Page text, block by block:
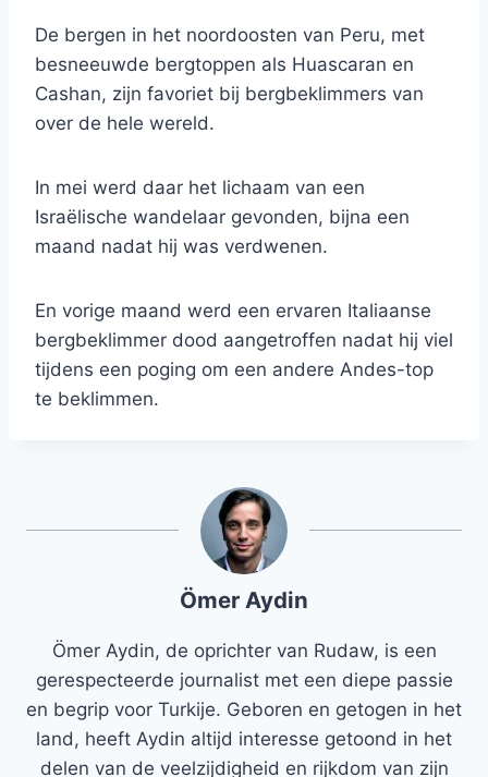
De bergen in het noordoosten van Peru, met
besneeuwde bergtoppen als Huascaran en
Cashan, zijn favoriet bij bergbeklimmers van
over de hele wereld.
In mei werd daar het lichaam van een
Israëlische wandelaar gevonden, bijna een
maand nadat hij was verdwenen.
En vorige maand werd een ervaren Italiaanse
bergbeklimmer dood aangetroffen nadat hij viel
tijdens een poging om een ​​andere Andes-top
te beklimmen.
Ömer Aydin
Ömer Aydin, de oprichter van Rudaw, is een
gerespecteerde journalist met een diepe passie
en begrip voor Turkije. Geboren en getogen in het
land, heeft Aydin altijd interesse getoond in het
delen van de veelzijdigheid en rijkdom van zijn